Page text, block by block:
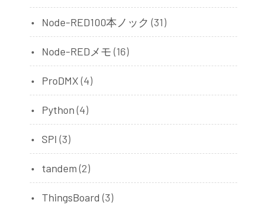
Node-RED100本ノック (31)
Node-REDメモ(16)
ProDMX(4)
Python(4)
SPI (3)
tandem(2)
ThingsBoard (3)